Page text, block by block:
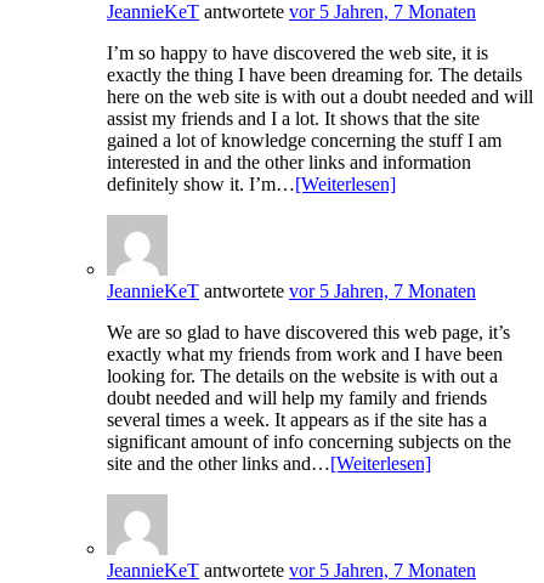
JeannieKeT antwortete vor 5 Jahren, 7 Monaten
I’m so happy to have discovered the web site, it is
exactly the thing I have been dreaming for. The details
here on the web site is with out a doubt needed and will
assist my friends and I a lot. It shows that the site
gained a lot of knowledge concerning the stuff I am
interested in and the other links and information
definitely show it. I’m…[Weiterlesen]
JeannieKeT antwortete vor 5 Jahren, 7 Monaten
We are so glad to have discovered this web page, it’s
exactly what my friends from work and I have been
looking for. The details on the website is with out a
doubt needed and will help my family and friends
several times a week. It appears as if the site has a
significant amount of info concerning subjects on the
site and the other links and…[Weiterlesen]
JeannieKeT antwortete vor 5 Jahren, 7 Monaten